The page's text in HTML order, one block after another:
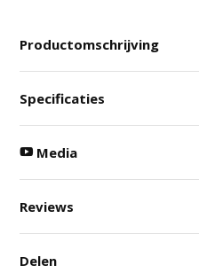
Productomschrijving
Specificaties
Media
Reviews
Delen